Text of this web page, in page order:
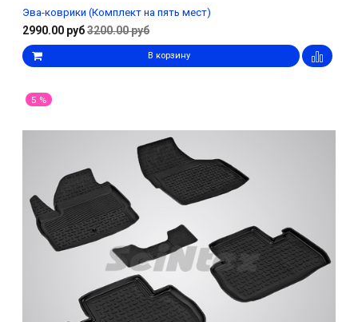
Эва-коврики (Комплект на пять мест)
2990.00 руб3200.00 руб
В корзину
5 %